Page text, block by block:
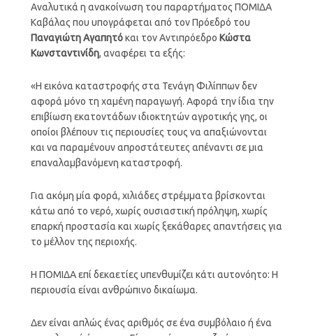
Αναλυτικά η ανακοίνωση του παραρτήματος ΠΟΜΙΔΑ
Καβάλας που υπογράφεται από τον Πρόεδρό του
Παναγιώτη Αγαπητόκαι τον Αντιπρόεδρο Κώστα
Κωνσταντινίδη, αναφέρει τα εξής:
«Η εικόνα καταστροφής στα Τενάγη Φιλίππων δεν
αφορά μόνο τη χαμένη παραγωγή. Αφορά την ίδια την
επιβίωση εκατοντάδων ιδιοκτητών αγροτικής γης, οι
οποίοι βλέπουν τις περιουσίες τους να απαξιώνονται
και να παραμένουν απροστάτευτες απέναντι σε μια
επαναλαμβανόμενη καταστροφή.
Για ακόμη μία φορά, χιλιάδες στρέμματα βρίσκονται
κάτω από το νερό, χωρίς ουσιαστική πρόληψη, χωρίς
επαρκή προστασία και χωρίς ξεκάθαρες απαντήσεις για
το μέλλον της περιοχής.
Η ΠΟΜΙΔΑ επί δεκαετίες υπενθυμίζει κάτι αυτονόητο: Η
περιουσία είναι ανθρώπινο δικαίωμα.
Δεν είναι απλώς ένας αριθμός σε ένα συμβόλαιο ή ένα